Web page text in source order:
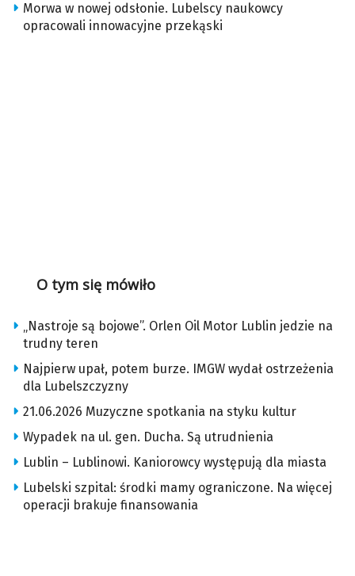
Morwa w nowej odsłonie. Lubelscy naukowcy
opracowali innowacyjne przekąski
O tym się mówiło
„Nastroje są bojowe”. Orlen Oil Motor Lublin jedzie na
trudny teren
Najpierw upał, potem burze. IMGW wydał ostrzeżenia
dla Lubelszczyzny
21.06.2026 Muzyczne spotkania na styku kultur
Wypadek na ul. gen. Ducha. Są utrudnienia
Lublin – Lublinowi. Kaniorowcy występują dla miasta
Lubelski szpital: środki mamy ograniczone. Na więcej
operacji brakuje finansowania